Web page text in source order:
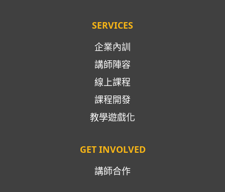
SERVICES
企業內訓
講師陣容
線上課程
課程開發
教學遊戲化
GET INVOLVED
講師合作